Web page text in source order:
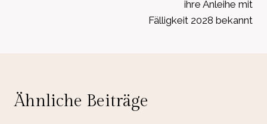
ihre Anleihe mit
Fälligkeit 2028 bekannt
Ähnliche Beiträge